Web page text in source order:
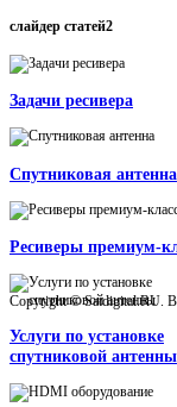
слайдер статей2
Задачи ресивера
Спутниковая антенна
Ресиверы премиум-
Услуги по установке
спутниковой антенны
Copyright © Satdigital.RU.